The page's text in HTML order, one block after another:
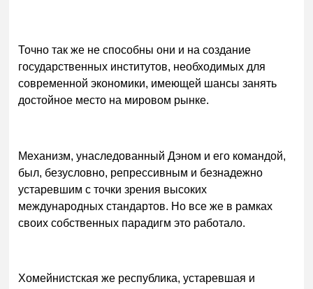
Точно так же не способны они и на создание
государственных институтов, необходимых для
современной экономики, имеющей шансы занять
достойное место на мировом рынке.
Механизм, унаследованный Дэном и его командой,
был, безусловно, репрессивным и безнадежно
устаревшим с точки зрения высоких
международных стандартов. Но все же в рамках
своих собственных парадигм это работало.
Хомейнистская же республика, устаревшая и